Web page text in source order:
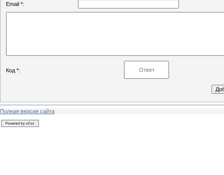
Email *:
Код *:
Полная версия сайта